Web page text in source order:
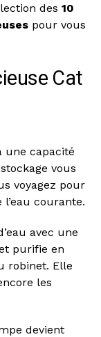
des 10
pour vous
Cat
une capacité
vous
voyagez pour
courante.
avec une
purifie en
robinet. Elle
les
devient